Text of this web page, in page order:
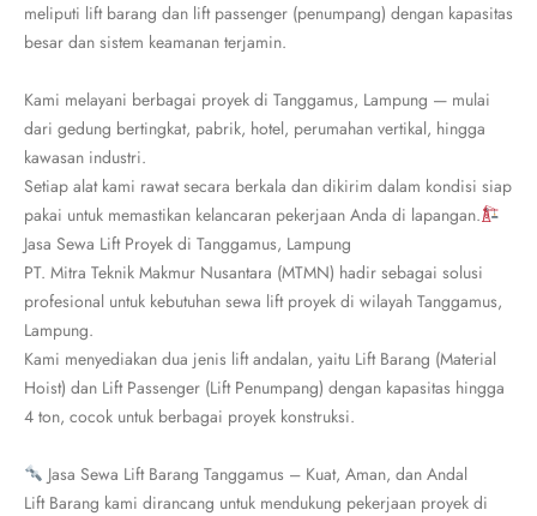
meliputi lift barang dan lift passenger (penumpang) dengan kapasitas
besar dan sistem keamanan terjamin.
Kami melayani berbagai proyek di Tanggamus, Lampung — mulai
dari gedung bertingkat, pabrik, hotel, perumahan vertikal, hingga
kawasan industri.
Setiap alat kami rawat secara berkala dan dikirim dalam kondisi siap
pakai untuk memastikan kelancaran pekerjaan Anda di lapangan.
Jasa Sewa Lift Proyek di Tanggamus, Lampung
PT. Mitra Teknik Makmur Nusantara (MTMN) hadir sebagai solusi
profesional untuk kebutuhan sewa lift proyek di wilayah Tanggamus,
Lampung.
Kami menyediakan dua jenis lift andalan, yaitu Lift Barang (Material
Hoist) dan Lift Passenger (Lift Penumpang) dengan kapasitas hingga
4 ton, cocok untuk berbagai proyek konstruksi.
Jasa Sewa Lift Barang Tanggamus – Kuat, Aman, dan Andal
Lift Barang kami dirancang untuk mendukung pekerjaan proyek di